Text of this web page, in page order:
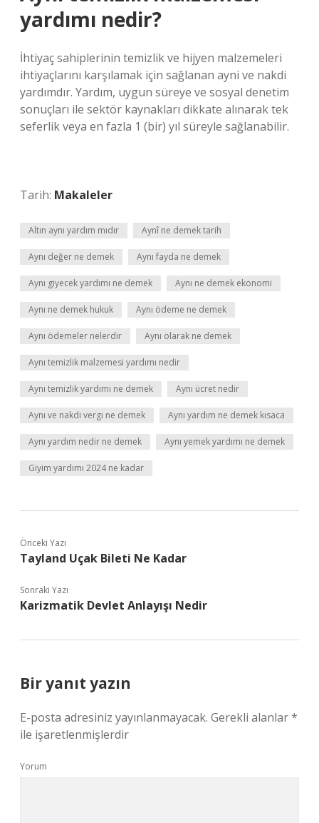
yardımı nedir?
İhtiyaç sahiplerinin temizlik ve hijyen malzemeleri
ihtiyaçlarını karşılamak için sağlanan ayni ve nakdi
yardımdır. Yardım, uygun süreye ve sosyal denetim
sonuçları ile sektör kaynakları dikkate alınarak tek
seferlik veya en fazla 1 (bir) yıl süreyle sağlanabilir.
Tarih: Makaleler
Altın aynı yardım mıdır Aynî ne demek tarih
Aynı değer ne demek Aynı fayda ne demek
Aynı giyecek yardımı ne demek Aynı ne demek ekonomi
Aynı ne demek hukuk Aynı ödeme ne demek
Aynı ödemeler nelerdir Aynı olarak ne demek
Aynı temizlik malzemesi yardımı nedir
Aynı temizlik yardımı ne demek Aynı ücret nedir
Aynı ve nakdi vergi ne demek Aynı yardım ne demek kısaca
Aynı yardım nedir ne demek Aynı yemek yardımı ne demek
Giyim yardımı 2024 ne kadar
Önceki Yazı
Tayland Uçak Bileti Ne Kadar
Sonraki Yazı
Karizmatik Devlet Anlayışı Nedir
Bir yanıt yazın
E-posta adresiniz yayınlanmayacak. Gerekli alanlar*
ile işaretlenmişlerdir
Yorum